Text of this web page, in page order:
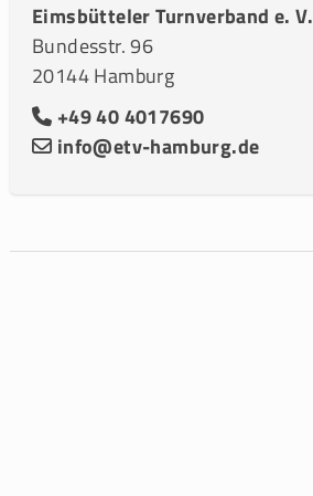
Eimsbütteler Turnverband e. V.
Bundesstr. 96
20144 Hamburg
+49 40 4017690
info@etv-hamburg.de